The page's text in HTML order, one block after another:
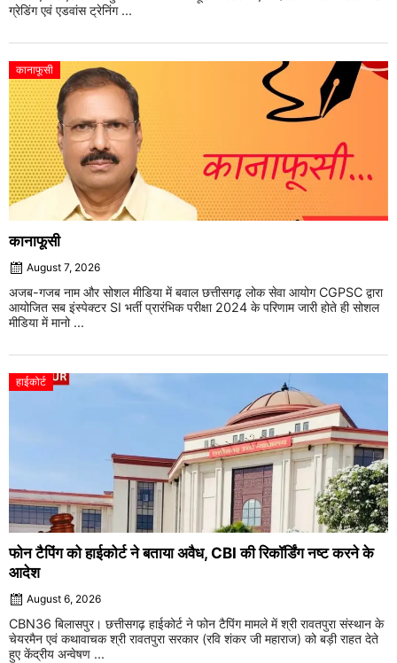
ग्रेडिंग एवं एडवांस ट्रेनिंग ...
कानाफूसी
कानाफूसी
August 7, 2026
अजब-गजब नाम और सोशल मीडिया में बवाल छत्तीसगढ़ लोक सेवा आयोग CGPSC द्वारा
आयोजित सब इंस्पेक्टर SI भर्ती प्रारंभिक परीक्षा 2024 के परिणाम जारी होते ही सोशल
मीडिया में मानो ...
हाईकोर्ट
फोन टैपिंग को हाईकोर्ट ने बताया अवैध, CBI की रिकॉर्डिंग नष्ट करने के
आदेश
August 6, 2026
CBN36 बिलासपुर। छत्तीसगढ़ हाईकोर्ट ने फोन टैपिंग मामले में श्री रावतपुरा संस्थान के
चेयरमैन एवं कथावाचक श्री रावतपुरा सरकार (रवि शंकर जी महाराज) को बड़ी राहत देते
हुए केंद्रीय अन्वेषण ...